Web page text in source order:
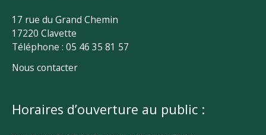
17 rue du Grand Chemin
17220 Clavette
Téléphone : 05 46 35 81 57
Nous contacter
Horaires d’ouverture au public :